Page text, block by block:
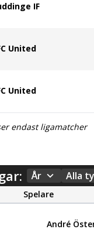
IF
United
United
endast ligamatcher
År Alla
Spelare
André